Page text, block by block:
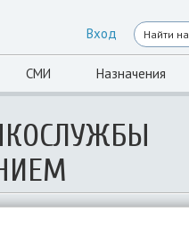
Вход
СМИ Назначения